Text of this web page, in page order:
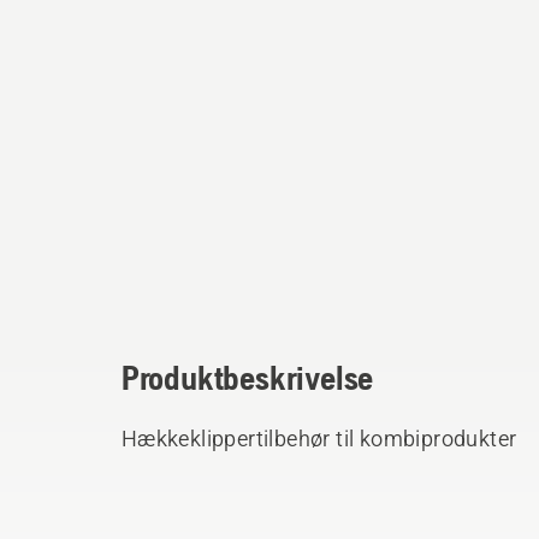
Produktbeskrivelse
Hækkeklippertilbehør til kombiprodukter